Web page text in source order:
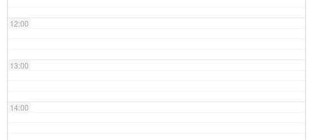
12:00
13:00
14:00